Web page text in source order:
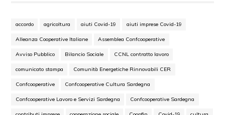
accordo agricoltura aiuti Covid-19 aiuti imprese Covid-19
Alleanza Cooperative Italiane Assemblea Confcooperative
Avviso Pubblico Bilancio Sociale CCNL contratto lavoro
comunicato stampa Comunità Energetiche Rinnovabili CER
Confcooperative Confcooperative Cultura Sardegna
Confcooperative Lavoro e Servizi Sardegna Confcooperative Sardegna